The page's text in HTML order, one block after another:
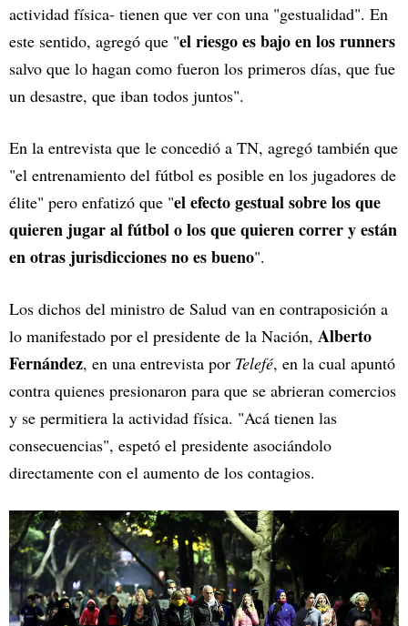
actividad física- tienen que ver con una "gestualidad". En
este sentido, agregó que "el riesgo es bajo en losrunners
salvo que lo hagan como fueron los primeros días, que fue
un desastre, que iban todos juntos".
En la entrevista que le concedió a TN, agregó también que
"el entrenamiento del fútbol es posible en los jugadores de
élite" pero enfatizó que "el efecto gestual sobre los que
quieren jugar al fútbol o los que quieren correr y están
en otras jurisdicciones no es bueno".
Los dichos del ministro de Salud van en contraposición a
lo manifestado por el presidente de la Nación, Alberto
Fernández, en una entrevista por Telefé, en la cual apuntó
contra quienes presionaron para que se abrieran comercios
y se permitiera la actividad física. "Acá tienen las
consecuencias", espetó el presidente asociándolo
directamente con el aumento de los contagios.